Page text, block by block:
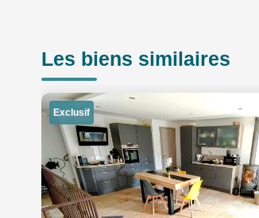
Les biens similaires
Exclusif